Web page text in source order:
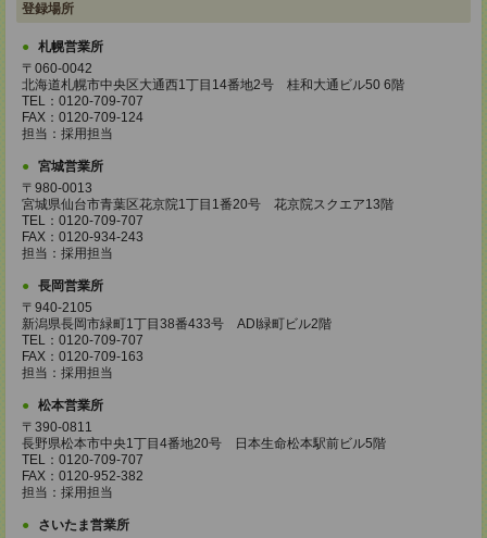
登録場所
札幌営業所
〒060-0042
北海道札幌市中央区大通西1丁目14番地2号 桂和大通ビル50 6階
TEL：0120-709-707
FAX：0120-709-124
担当：採用担当
宮城営業所
〒980-0013
宮城県仙台市青葉区花京院1丁目1番20号 花京院スクエア13階
TEL：0120-709-707
FAX：0120-934-243
担当：採用担当
長岡営業所
〒940-2105
新潟県長岡市緑町1丁目38番433号 ADI緑町ビル2階
TEL：0120-709-707
FAX：0120-709-163
担当：採用担当
松本営業所
〒390-0811
長野県松本市中央1丁目4番地20号 日本生命松本駅前ビル5階
TEL：0120-709-707
FAX：0120-952-382
担当：採用担当
さいたま営業所